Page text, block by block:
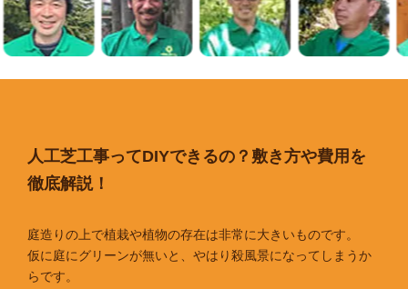
人工芝工事ってDIYできるの？敷き方や費用を
徹底解説！
庭造りの上で植栽や植物の存在は非常に大きいものです。
仮に庭にグリーンが無いと、やはり殺風景になってしまうか
らです。